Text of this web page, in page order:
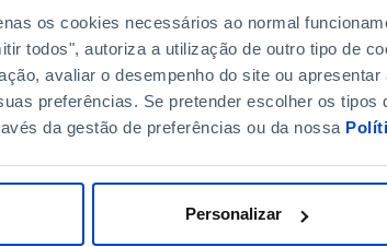
os cookies necessários ao normal
todos", autoriza a utilização de outro tipo de
avaliar o desempenho do site ou
preferências. Se pretender escolher os tipos
da gestão de preferências ou da nossa
Personalizar
396.268 // 411.995
38 24.469